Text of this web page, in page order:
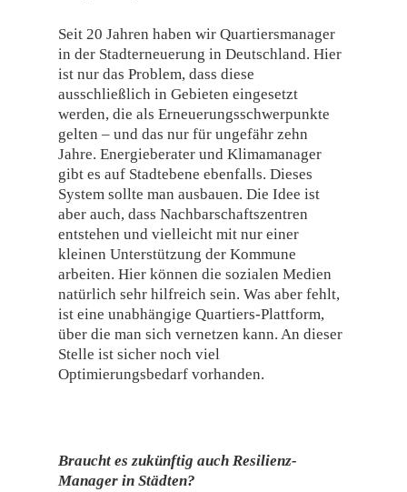
Seit 20 Jahren haben wir Quartiersmanager
in der Stadterneuerung in Deutschland. Hier
ist nur das Problem, dass diese
ausschließlich in Gebieten eingesetzt
werden, die als Erneuerungsschwerpunkte
gelten – und das nur für ungefähr zehn
Jahre. Energieberater und Klimamanager
gibt es auf Stadtebene ebenfalls. Dieses
System sollte man ausbauen. Die Idee ist
aber auch, dass Nachbarschaftszentren
entstehen und vielleicht mit nur einer
kleinen Unterstützung der Kommune
arbeiten. Hier können die sozialen Medien
natürlich sehr hilfreich sein. Was aber fehlt,
ist eine unabhängige Quartiers-Plattform,
über die man sich vernetzen kann. An dieser
Stelle ist sicher noch viel
Optimierungsbedarf vorhanden.
Braucht es zukünftig auch Resilienz-
Manager in Städten?